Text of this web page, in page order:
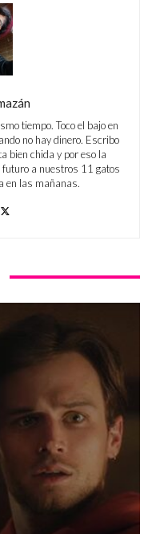
tiempo. Toco el bajo en
no hay dinero. Escribo
bien chida y por eso la
a nuestros 11 gatos
en las mañanas.